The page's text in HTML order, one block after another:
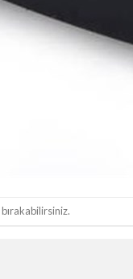
bırakabilirsiniz.